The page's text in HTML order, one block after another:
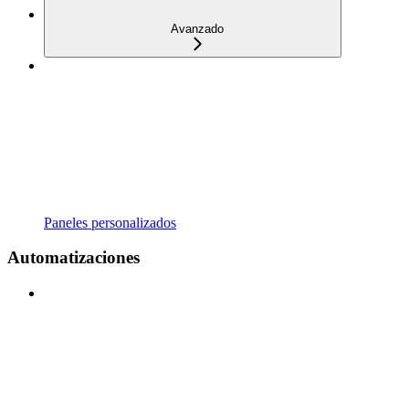
Avanzado
Paneles personalizados
Automatizaciones